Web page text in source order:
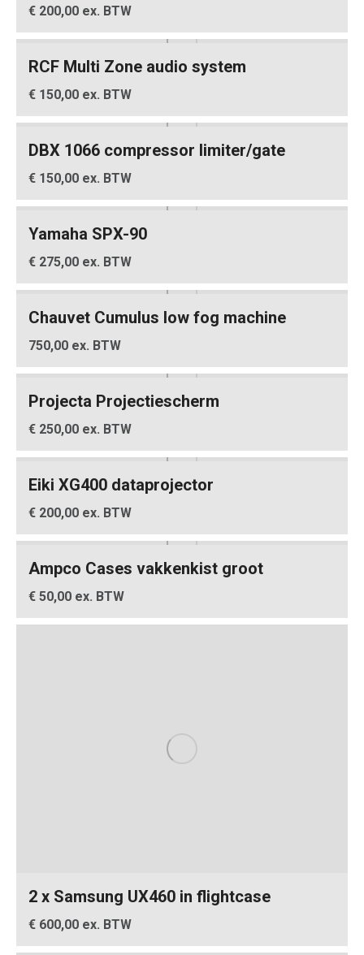
€ 200,00 ex. BTW
RCF Multi Zone audio system
€ 150,00 ex. BTW
DBX 1066 compressor limiter/gate
€ 150,00 ex. BTW
Yamaha SPX-90
€ 275,00 ex. BTW
Chauvet Cumulus low fog machine
750,00 ex. BTW
Projecta Projectiescherm
€ 250,00 ex. BTW
Eiki XG400 dataprojector
€ 200,00 ex. BTW
Ampco Cases vakkenkist groot
€ 50,00 ex. BTW
2 x Samsung UX460 in flightcase
€ 600,00 ex. BTW